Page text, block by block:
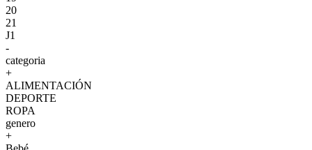
20
21
J1
-
categoria
+
ALIMENTACIÓN
DEPORTE
ROPA
genero
+